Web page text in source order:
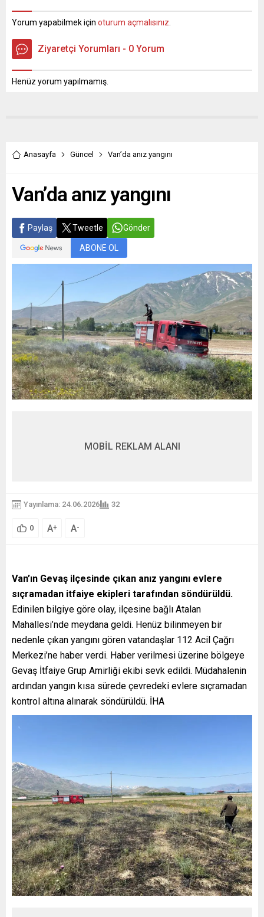
görevden alındı. İstanbul
Büyükşehir Belediyesi
seçiminden önce PKK lideri
Abdullah Öcalan ile yaptığı
Ali Kemal Özcan, Munzur
Üniversitesi Sosyoloji...
açıklamasında, “İlimiz
nedeniyle ilk ve...
Yorum yapabilmek için oturum açmalısınız
Ziyaretçi Yorumları - 0 Yorum
Henüz yorum yapılmamış.
Anasayfa Güncel Van’da anız yangını
Van’da anız yangını
Paylaş Tweetle Gönder
ABONE OL
MOBİL REKLAM ALANI
Yayınlama: 24.06.2026 32
0 A+ A-
Van’ın Gevaş ilçesinde çıkan anız yangını evlere
sıçramadan itfaiye ekipleri tarafından söndürüldü.
Edinilen bilgiye göre olay, ilçesine bağlı Atalan
Mahallesi’nde meydana geldi. Henüz bilinmeyen bir
nedenle çıkan yangını gören vatandaşlar 112 Acil Çağrı
Merkezi’ne haber verdi. Haber verilmesi üzerine bölgeye
Gevaş İtfaiye Grup Amirliği ekibi sevk edildi. Müdahalenin
ardından yangın kısa sürede çevredeki evlere sıçramadan
kontrol altına alınarak söndürüldü. İHA